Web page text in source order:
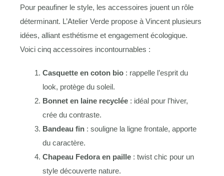
Pour peaufiner le style, les accessoires jouent un rôle
déterminant. L’Atelier Verde propose à Vincent plusieurs
idées, alliant esthétisme et engagement écologique.
Voici cinq accessoires incontournables :
Casquette en coton bio : rappelle l’esprit du
look, protège du soleil.
Bonnet en laine recyclée : idéal pour l’hiver,
crée du contraste.
Bandeau fin : souligne la ligne frontale, apporte
du caractère.
Chapeau Fedora en paille : twist chic pour un
style découverte nature.